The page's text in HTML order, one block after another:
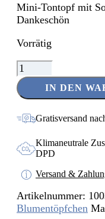
Mini-Tontopf mit
Dankeschön
Vorrätig
Blumentöpfchen
-
Dankeschön
Menge
IN DEN
Gratisversand
Klimaneutrale
DPD
Versand &
Artikelnummer:
Blumentöpfchen